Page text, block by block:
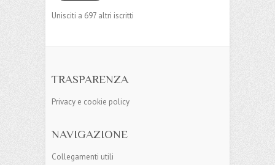
Unisciti a 697 altri iscritti
TRASPARENZA
Privacy e cookie policy
NAVIGAZIONE
Collegamenti utili